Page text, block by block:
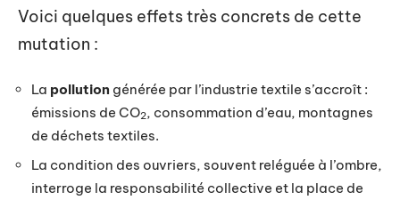
Voici quelques effets très concrets de cette
mutation :
La pollution générée par l’industrie textile s’accroît :
émissions de CO2, consommation d’eau, montagnes
de déchets textiles.
La condition des ouvriers, souvent reléguée à l’ombre,
interroge la responsabilité collective et la place de